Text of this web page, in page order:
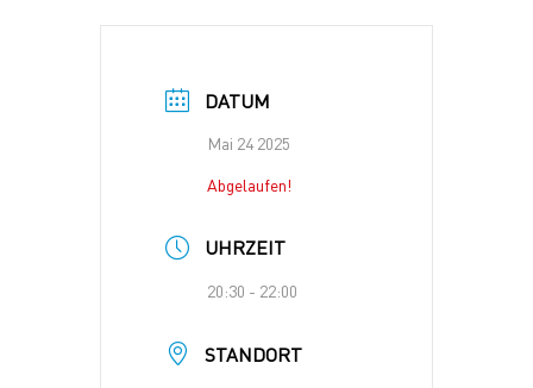
DATUM
Mai 24 2025
Abgelaufen!
UHRZEIT
20:30 - 22:00
STANDORT